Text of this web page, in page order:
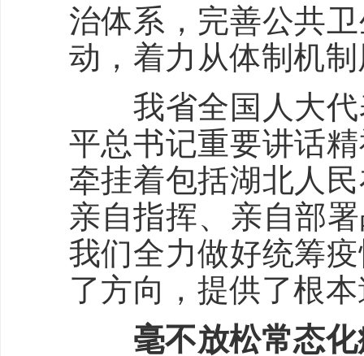
治体系，完善公共
动，着力从体制机
我省全国人大代
平总书记重要讲话
牵挂着包括湖北人
亲自指挥、亲自部
我们全力做好统筹
了方向，提供了根
毫不放松常态化